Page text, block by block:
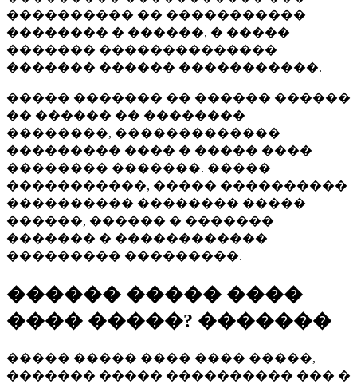
���������� �� �����������
�������� � ������, � �����
������� ��������������
������� ������ �����������.
����� ������� �� ������ ������
�� ������ �� ��������
��������, �������������
��������� ���� � ����� ����
�������� �������. �����
�����������, ����� ����������
���������� �������� �����
������, ������ � �������
������� � ������������
��������� ���������.
������ ����� ����
���� �����? �������
����� ����� ���� ���� �����,
������� ����� ���������� ��� �